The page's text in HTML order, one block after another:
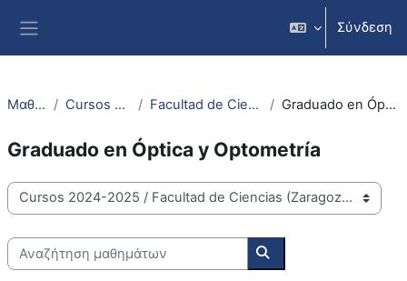
Σύνδεση
Μαθήματα Cursos 2024-2025 Facultad de Ciencias (Zaragoza) Graduado en Óptica y Optometría
Graduado en Óptica y Optometría
Κατηγορίες μαθημάτων
Αναζήτηση μαθημάτων
Αναζήτηση